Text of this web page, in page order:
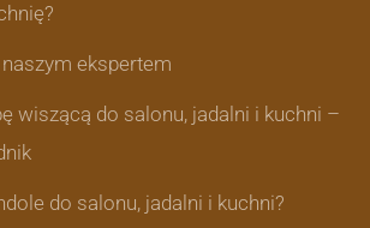
ekspertem
wiszącą do salonu, jadalni i kuchni –
do salonu, jadalni i kuchni?